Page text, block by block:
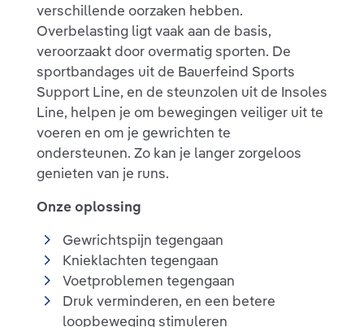
verschillende oorzaken hebben.
Overbelasting ligt vaak aan de basis,
veroorzaakt door overmatig sporten. De
sportbandages uit de Bauerfeind Sports
Support Line, en de steunzolen uit de Insoles
Line, helpen je om bewegingen veiliger uit te
voeren en om je gewrichten te
ondersteunen. Zo kan je langer zorgeloos
genieten van je runs.
Onze oplossing
Gewrichtspijn tegengaan
Knieklachten tegengaan
Voetproblemen tegengaan
Druk verminderen, en een betere
loopbeweging stimuleren